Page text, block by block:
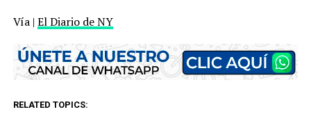
Vía | El Diario de NY
RELATED TOPICS: